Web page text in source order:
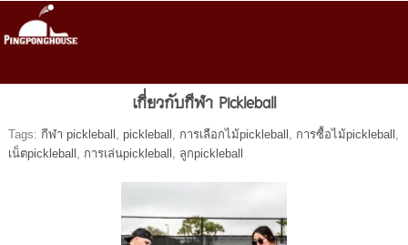
เกี่ยวกับกีฬา Pickleball
Tags: กีฬา pickleball , pickleball , การเลือกไม้pickleball , การซื้อไม้pickleball ,
เน็ตpickleball , การเล่นpickleball , ลูกpickleball